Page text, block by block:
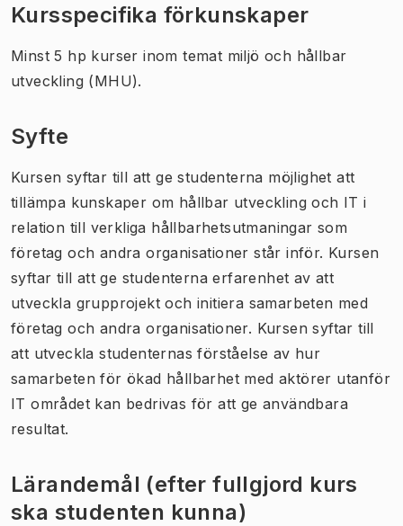
Kursspecifika förkunskaper
Minst 5 hp kurser inom temat miljö och hållbar
utveckling (MHU).
Syfte
Kursen syftar till att ge studenterna möjlighet att
tillämpa kunskaper om hållbar utveckling och IT i
relation till verkliga hållbarhetsutmaningar som
företag och andra organisationer står inför. Kursen
syftar till att ge studenterna erfarenhet av att
utveckla grupprojekt och initiera samarbeten med
företag och andra organisationer. Kursen syftar till
att utveckla studenternas förståelse av hur
samarbeten för ökad hållbarhet med aktörer utanför
IT området kan bedrivas för att ge användbara
resultat.
Lärandemål (efter fullgjord kurs
ska studenten kunna)